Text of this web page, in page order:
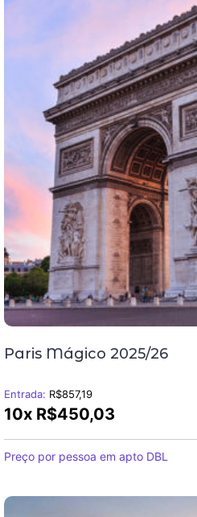
Paris Mágico 2025/26
Entrada: R$857,19
10x R$450,03
Preço por pessoa em apto DBL